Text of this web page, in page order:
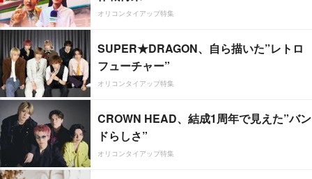
オリコンタイアップ特集
SUPER★DRAGON、自ら描いた”レトロ
フューチャー”
オリコンタイアップ特集
CROWN HEAD、結成1周年で見えた”バン
ドらしさ”
オリコンタイアップ特集